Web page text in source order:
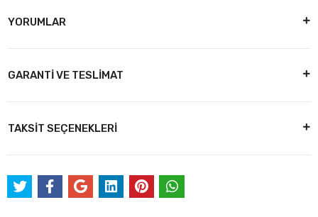
YORUMLAR
GARANTİ VE TESLİMAT
TAKSİT SEÇENEKLERİ